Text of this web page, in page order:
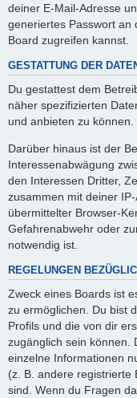
deiner E-Mail-Adresse
generiertes Passwort an
Board zugreifen kannst.
GESTATTUNG DER
Du gestattest dem
näher spezifizierten
und anbieten zu können.
Darüber hinaus ist der
Interessenabwägung
den Interessen Dritter,
zusammen mit deiner
übermittelter Browser-
Gefahrenabwehr oder
notwendig ist.
REGELUNGEN
Zweck eines Boards ist
zu ermöglichen. Du bist
Profils und die von dir
zugänglich sein können.
einzelne Informationen
(z. B. andere registrierte
sind. Wenn du Fragen